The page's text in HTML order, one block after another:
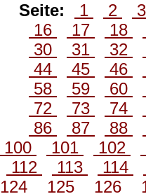
Seite: 1 2
16
17 18
30
31 32
44
45 46
58
59 60
72
73 74
86
87 88
100
101 102
112
113 114
124
125 126